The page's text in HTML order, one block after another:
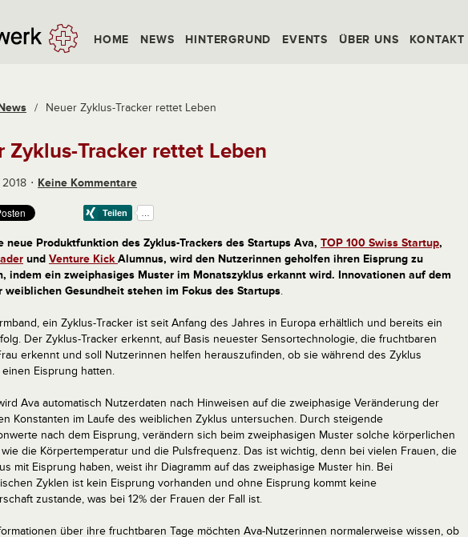
HOME NEWS HINTERGRUND EVENTS ÜBER UNS KONTAKT
/ Neuer Zyklus-Tracker rettet Leben
Zyklus-Tracker rettet Leben
Keine Kommentare
neue Produktfunktion des Zyklus-Trackers des Startups Ava, TOP 100 Swiss Startup,
und Venture KickAlumnus, wird den Nutzerinnen geholfen ihren Eisprung zu
indem ein zweiphasiges Muster im Monatszyklus erkannt wird. Innovationen auf dem
weiblichen Gesundheit stehen im Fokus des Startups.
ein Zyklus-Tracker ist seit Anfang des Jahres in Europa erhältlich und bereits ein
Der Zyklus-Tracker erkennt, auf Basis neuester Sensortechnologie, die fruchtbaren
erkennt und soll Nutzerinnen helfen herauszufinden, ob sie während des Zyklus
Eisprung hatten.
Ava automatisch Nutzerdaten nach Hinweisen auf die zweiphasige Veränderung der
Konstanten im Laufe des weiblichen Zyklus untersuchen. Durch steigende
nach dem Eisprung, verändern sich beim zweiphasigen Muster solche körperlichen
wie die Körpertemperatur und die Pulsfrequenz. Das ist wichtig, denn bei vielen Frauen, die
mit Eisprung haben, weist ihr Diagramm auf das zweiphasige Muster hin. Bei
Zyklen ist kein Eisprung vorhanden und ohne Eisprung kommt keine
zustande, was bei 12% der Frauen der Fall ist.
über ihre fruchtbaren Tage möchten Ava-Nutzerinnen normalerweise wissen, ob